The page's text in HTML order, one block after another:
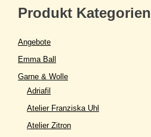
Produkt Kategorien
Angebote
Emma Ball
Garne & Wolle
Adriafil
Atelier Franziska Uhl
Atelier Zitron